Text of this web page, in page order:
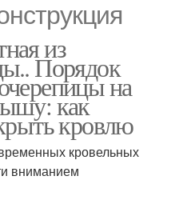
из
Порядок
на
как
кровлю
кровельных
вниманием